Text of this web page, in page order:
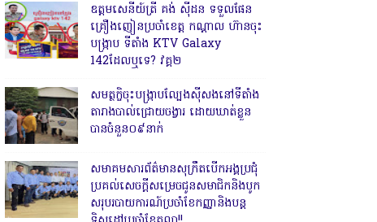
ឧត្តមសេនីយ៍ត្រី គង់ ស៊ីដន ទទួលផែន
គ្រឿងញៀនប្រចាំខេត្ត កណ្តាល ហ៊ានចុះ
បង្ក្រាប ទីតាំង KTV Galaxy
142ដែលឬទេ? វគ្គ២
សមត្ថកិ្ចចុះបង្ក្រាបល្បែងស៊ីសងនៅទីតាំង
តារាងបាល់ជ្រោយចង្វារ ដោយឃាត់ខ្លួន
បានចំនួន០៩នាក់
សមាគមសារព័ត៌មានសុក្រឹតបើកអង្គប្រជុំ
ប្រគល់សេចក្តីសម្រេចជូនសមាជិកនិងបូក
សរុបរបាយការណ៍ប្រចាំខែកញ្ញានិងបន្ត